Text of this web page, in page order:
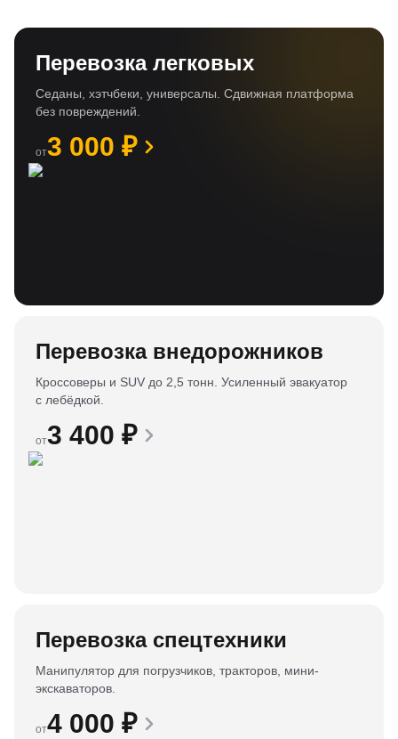
Перевозка легковых
Седаны, хэтчбеки, универсалы. Сдвижная платформа
без повреждений.
от3 000 ₽
Перевозка внедорожников
Кроссоверы и SUV до 2,5 тонн. Усиленный эвакуатор
с лебёдкой.
от3 400 ₽
Перевозка спецтехники
Манипулятор для погрузчиков, тракторов, мини-
экскаваторов.
от4 000 ₽